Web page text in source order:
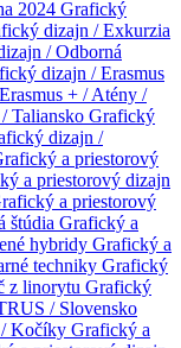
2024 Grafický
dizajn / Exkurzia
/ Odborná
dizajn / Erasmus
+ / Atény /
Taliansko Grafický
dizajn /
a priestorový
a priestorový dizajn
a priestorový
štúdia Grafický a
hybridy Grafický a
techniky Grafický
z linorytu Grafický
/ Slovensko
/ Kočíky Grafický a